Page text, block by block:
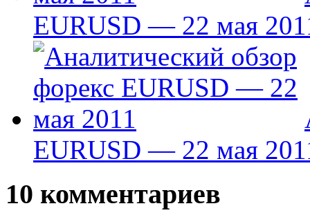
EURUSD — 22 мая
EURUSD — 22 мая
10 комментариев